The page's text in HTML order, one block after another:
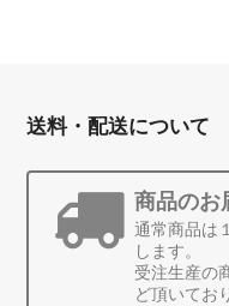
送料・配送について
商品のお
通常商品は
します。
受注生産の
ど頂いてお